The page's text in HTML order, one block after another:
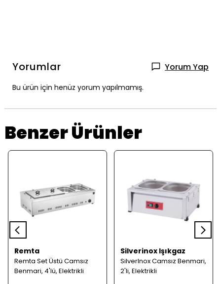
Yorumlar Yorum Yap
Bu ürün için henüz yorum yapılmamış.
Benzer Ürünler
Remta
Remta Set Üstü Camsız
Benmari, 4'lü, Elektrikli
Silverinox Işıkgaz
SilverInox Camsız Benmari,
2'li, Elektrikli